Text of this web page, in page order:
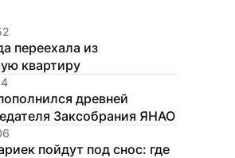
переехала из
квартиру
древней
Заксобрания ЯНАО
пойдут под снос: где